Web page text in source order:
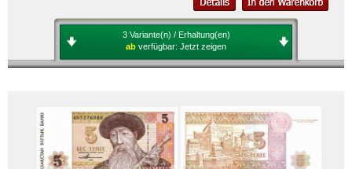
3 Variante(n) / Erhaltung(en)
ab verfügbar: Jetzt zeigen